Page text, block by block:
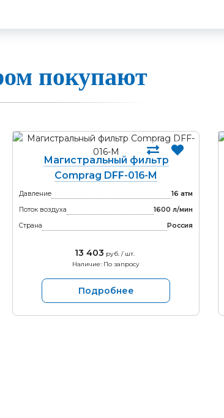
покупают
Магистральный фильтр
Comprag DFF-016-M
Давление
16 атм
Поток воздуха
1600 л/мин
Страна
Россия
13 403 руб. / шт.
Наличие: По запросу
Подробнее